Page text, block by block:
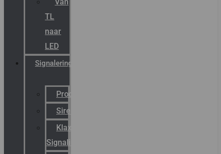
TL
naar
LED
Signalering
Productcatalogus
Sirena
Klaxon
Signaling